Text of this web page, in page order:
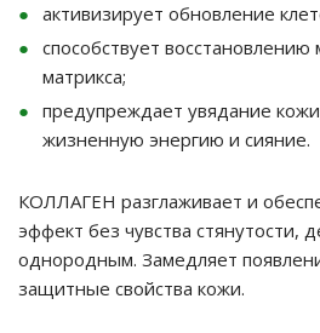
активизирует обновление
способствует восстановлению
матрикса;
предупреждает увядание
жизненную энергию и сияние.
КОЛЛАГЕН разглаживает и
эффект без чувства стянутости,
однородным. Замедляет
защитные свойства кожи.